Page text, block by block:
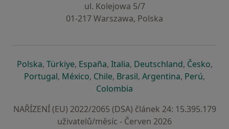
ul. Kolejowa 5/7
01-217 Warszawa, Polska
Polskase otevře v nové záložce
, Türkiyese otevře v nové záložce
, Españase otevře v nové záložce
, Italiase otevře v nové záložce
, Deutschlandse otevře v
, Českose
,
Portugalse otevře v nové záložce
, Méxicose otevře v nové záložce
, Chilese otevře v nové záložce
, Brasilse otevře v nové
, Argentinase otevře v
, Perúse
,
Colombia
NAŘÍZENÍ (EU) 2022/2065 (DSA) článek 24: 15.395.179
uživatelů/měsíc - Červen 2026